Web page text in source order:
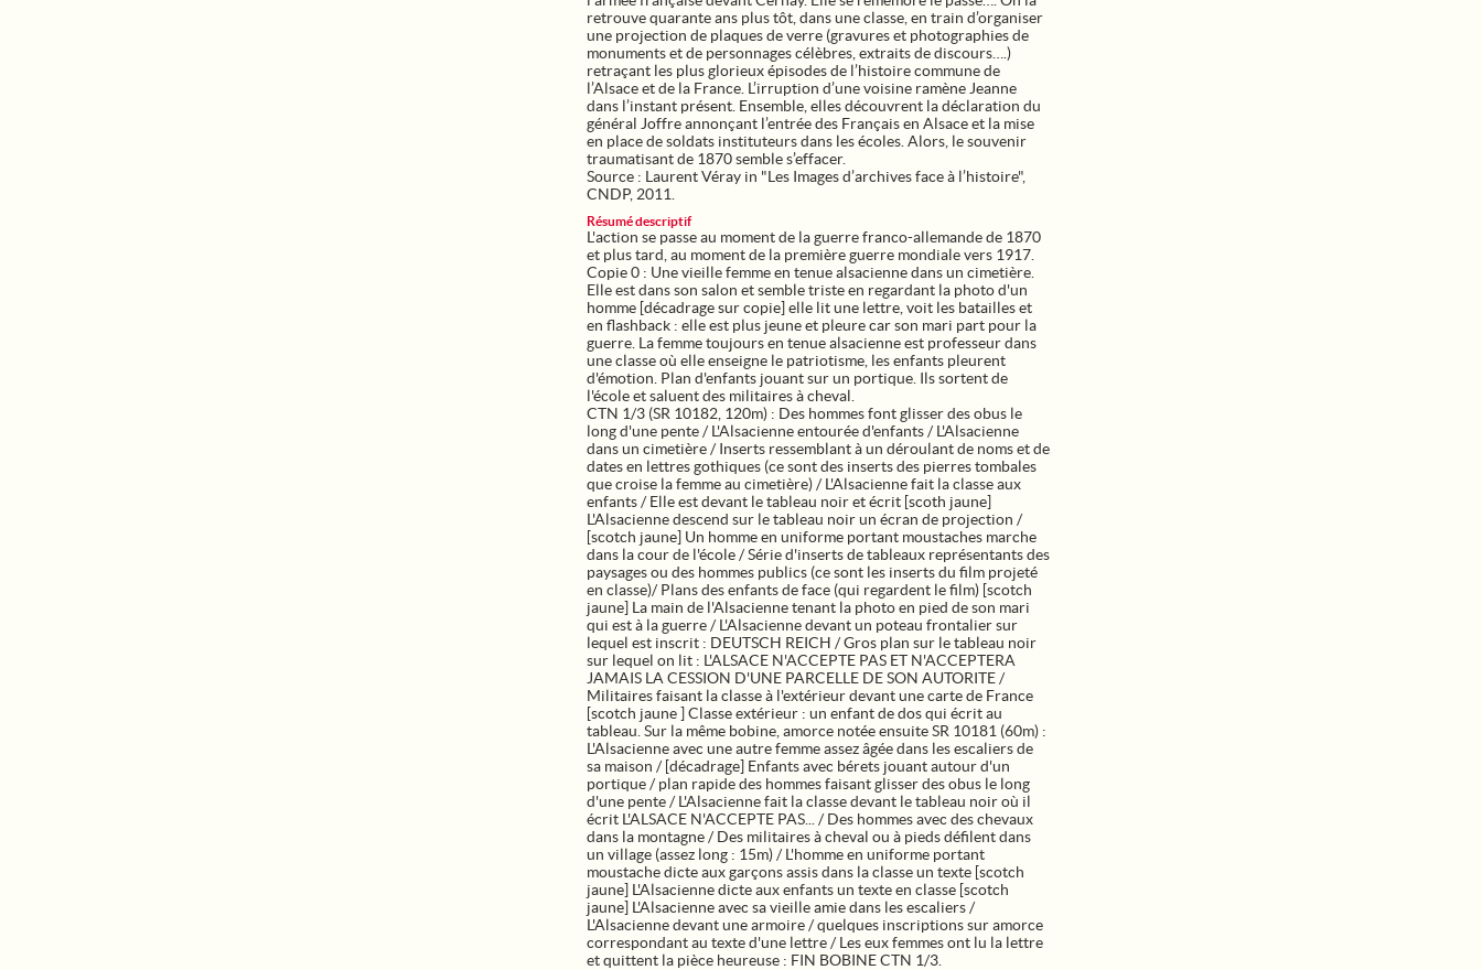
retrouve quarante ans plus tôt, dans une classe, en train d’organiser
une projection de plaques de verre (gravures et photographies de
monuments et de personnages célèbres, extraits de discours….)
retraçant les plus glorieux épisodes de l’histoire commune de
l’Alsace et de la France. L’irruption d’une voisine ramène Jeanne
dans l’instant présent. Ensemble, elles découvrent la déclaration du
général Joffre annonçant l’entrée des Français en Alsace et la mise
en place de soldats instituteurs dans les écoles. Alors, le souvenir
traumatisant de 1870 semble s’effacer.
Source : Laurent Véray in "Les Images d’archives face à l’histoire",
CNDP, 2011.
Résumé descriptif
L'action se passe au moment de la guerre franco-allemande de 1870
et plus tard, au moment de la première guerre mondiale vers 1917.
Copie 0 : Une vieille femme en tenue alsacienne dans un cimetière.
Elle est dans son salon et semble triste en regardant la photo d'un
homme [décadrage sur copie] elle lit une lettre, voit les batailles et
en flashback : elle est plus jeune et pleure car son mari part pour la
guerre. La femme toujours en tenue alsacienne est professeur dans
une classe où elle enseigne le patriotisme, les enfants pleurent
d'émotion. Plan d'enfants jouant sur un portique. Ils sortent de
l'école et saluent des militaires à cheval.
CTN 1/3 (SR 10182, 120m) : Des hommes font glisser des obus le
long d'une pente / L'Alsacienne entourée d'enfants / L'Alsacienne
dans un cimetière / Inserts ressemblant à un déroulant de noms et de
dates en lettres gothiques (ce sont des inserts des pierres tombales
que croise la femme au cimetière) / L'Alsacienne fait la classe aux
enfants / Elle est devant le tableau noir et écrit [scoth jaune]
L'Alsacienne descend sur le tableau noir un écran de projection /
[scotch jaune] Un homme en uniforme portant moustaches marche
dans la cour de l'école / Série d'inserts de tableaux représentants des
paysages ou des hommes publics (ce sont les inserts du film projeté
en classe)/ Plans des enfants de face (qui regardent le film) [scotch
jaune] La main de l'Alsacienne tenant la photo en pied de son mari
qui est à la guerre / L'Alsacienne devant un poteau frontalier sur
lequel est inscrit : DEUTSCH REICH / Gros plan sur le tableau noir
sur lequel on lit : L'ALSACE N'ACCEPTE PAS ET N'ACCEPTERA
JAMAIS LA CESSION D'UNE PARCELLE DE SON AUTORITE /
Militaires faisant la classe à l'extérieur devant une carte de France
[scotch jaune ] Classe extérieur : un enfant de dos qui écrit au
tableau. Sur la même bobine, amorce notée ensuite SR 10181 (60m) :
L'Alsacienne avec une autre femme assez âgée dans les escaliers de
sa maison / [décadrage] Enfants avec bérets jouant autour d'un
portique / plan rapide des hommes faisant glisser des obus le long
d'une pente / L'Alsacienne fait la classe devant le tableau noir où il
écrit L'ALSACE N'ACCEPTE PAS... / Des hommes avec des chevaux
dans la montagne / Des militaires à cheval ou à pieds défilent dans
un village (assez long : 15m) / L'homme en uniforme portant
moustache dicte aux garçons assis dans la classe un texte [scotch
jaune] L'Alsacienne dicte aux enfants un texte en classe [scotch
jaune] L'Alsacienne avec sa vieille amie dans les escaliers /
L'Alsacienne devant une armoire / quelques inscriptions sur amorce
correspondant au texte d'une lettre / Les eux femmes ont lu la lettre
et quittent la pièce heureuse : FIN BOBINE CTN 1/3.